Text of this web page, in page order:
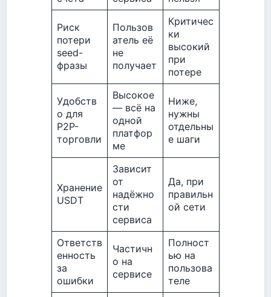
Риск
потери
seed-
фразы
Пользов
атель её
не
получает
Критичес
ки
высокий
при
потере
Удобств
о для
P2P-
торговли
Высокое
— всё на
одной
платфор
ме
Ниже,
нужны
отдельны
е шаги
Хранение
USDT
Зависит
от
надёжно
сти
сервиса
Да, при
правильн
ой сети
Ответств
енность
за
ошибки
Частичн
о на
сервисе
Полност
ью на
пользова
теле